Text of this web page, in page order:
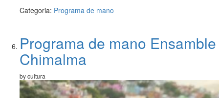
Categoria: Programa de mano
Programa de mano Ensamble
Chimalma
by cultura